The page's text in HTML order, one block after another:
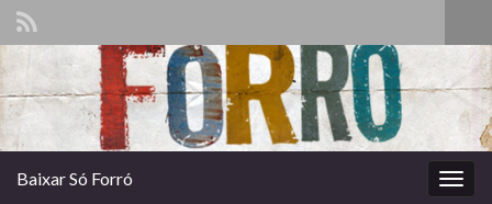
Search for:
Baixar Só Forró